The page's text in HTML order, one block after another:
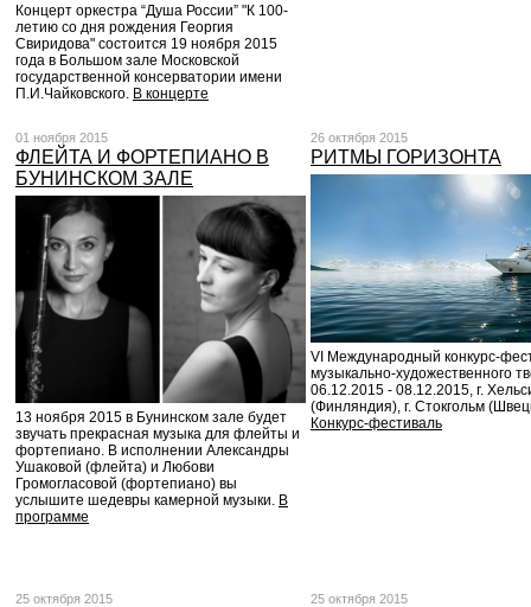
Концерт оркестра “Душа России” "К 100-
летию со дня рождения Георгия
Свиридова" состоится 19 ноября 2015
года в Большом зале Московской
государственной консерватории имени
П.И.Чайковского. В концерте
01 ноября 2015
ФЛЕЙТА И ФОРТЕПИАНО В
БУНИНСКОМ ЗАЛЕ
13 ноября 2015 в Бунинском зале будет
звучать прекрасная музыка для флейты и
фортепиано. В исполнении Александры
Ушаковой (флейта) и Любови
Громогласовой (фортепиано) вы
услышите шедевры камерной музыки. В
программе
26 октября 2015
РИТМЫ ГОРИЗОНТА
VI Международный конкурс-
музыкально-художественного
06.12.2015 - 08.12.2015, г.
(Финляндия), г. Стокгольм
Конкурс-фестиваль
25 октября 2015 25 октября 2015